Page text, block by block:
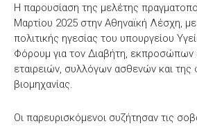
Η παρουσίαση της μελέτης
Μαρτίου 2025 στην Αθηναϊκή Λέσχη,
πολιτικής ηγεσίας του υπουργείου
Φόρουμ για τον Διαβήτη, εκπροσώπων
εταιρειών, συλλόγων ασθενών και της
βιομηχανίας.
Οι παρευρισκόμενοι συζήτησαν τις